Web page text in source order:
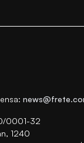
0001-32
1240